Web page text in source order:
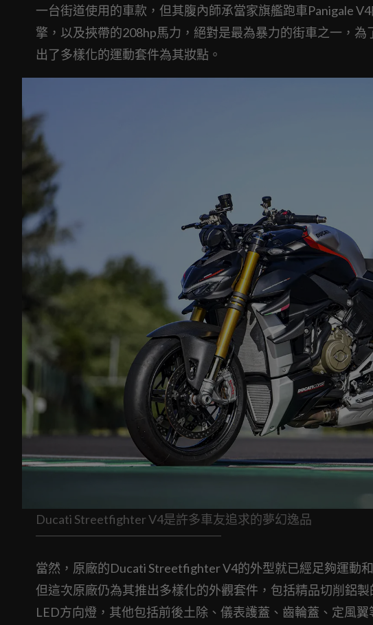
一台街道使用的車款，但其腹內師承當家旗艦跑車Panigale
擎，以及挾帶的208hp馬力，絕對是最為暴力的街車之一，
出了多樣化的運動套件為其妝點。
Ducati Streetfighter V4是許多車友追求的夢幻逸品
當然，原廠的Ducati Streetfighter V4的外型就已經足夠運動
但這次原廠仍為其推出多樣化的外觀套件，包括精品切削鋁
LED方向燈，其他包括前後土除、儀表護蓋、齒輪蓋、定風